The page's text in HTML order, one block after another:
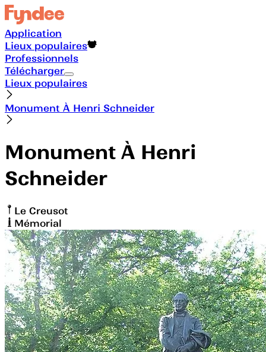
Application
Lieux populaires
Professionnels
Télécharger
Lieux populaires
Monument À Henri Schneider
Monument À Henri
Schneider
Le Creusot
Mémorial